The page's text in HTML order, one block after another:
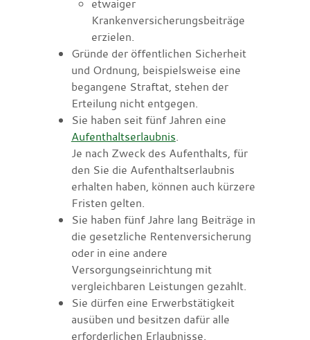
etwaiger
Krankenversicherungsbeiträge
erzielen.
Gründe der öffentlichen Sicherheit
und Ordnung, beispielsweise eine
begangene Straftat, stehen der
Erteilung nicht entgegen.
Sie haben seit fünf Jahren eine
Aufenthaltserlaubnis.
Je nach Zweck des Aufenthalts, für
den Sie die Aufenthaltserlaubnis
erhalten haben, können auch kürzere
Fristen gelten.
Sie haben fünf Jahre lang Beiträge in
die gesetzliche Rentenversicherung
oder in eine andere
Versorgungseinrichtung mit
vergleichbaren Leistungen gezahlt.
Sie dürfen eine Erwerbstätigkeit
ausüben und besitzen dafür alle
erforderlichen Erlaubnisse.